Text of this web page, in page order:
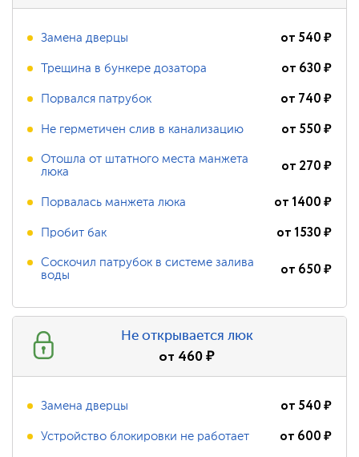
Замена дверцы от 540₽
Трещина в бункере дозатора от 630₽
Порвался патрубок от 740₽
Не герметичен слив в канализацию от 550₽
Отошла от штатного места манжета
люка
от 270₽
Порвалась манжета люка от1400₽
Пробит бак от1530₽
Соскочил патрубок в системе залива
воды
от 650₽
Не открывается люк
от 460₽
Замена дверцы от 540₽
Устройство блокировки не работает от 600₽